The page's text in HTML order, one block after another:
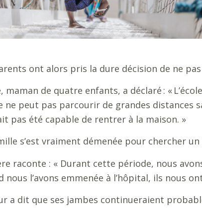
ont alors pris la dure décision de ne pas
maman de quatre enfants, a déclaré : «
ne peut pas parcourir de grandes distances
pas été capable de rentrer à la maison. »
s’est vraiment démenée pour chercher
raconte : « Durant cette période, nous
nous l’avons emmenée à l’hôpital, ils nous
a dit que ses jambes continueraient